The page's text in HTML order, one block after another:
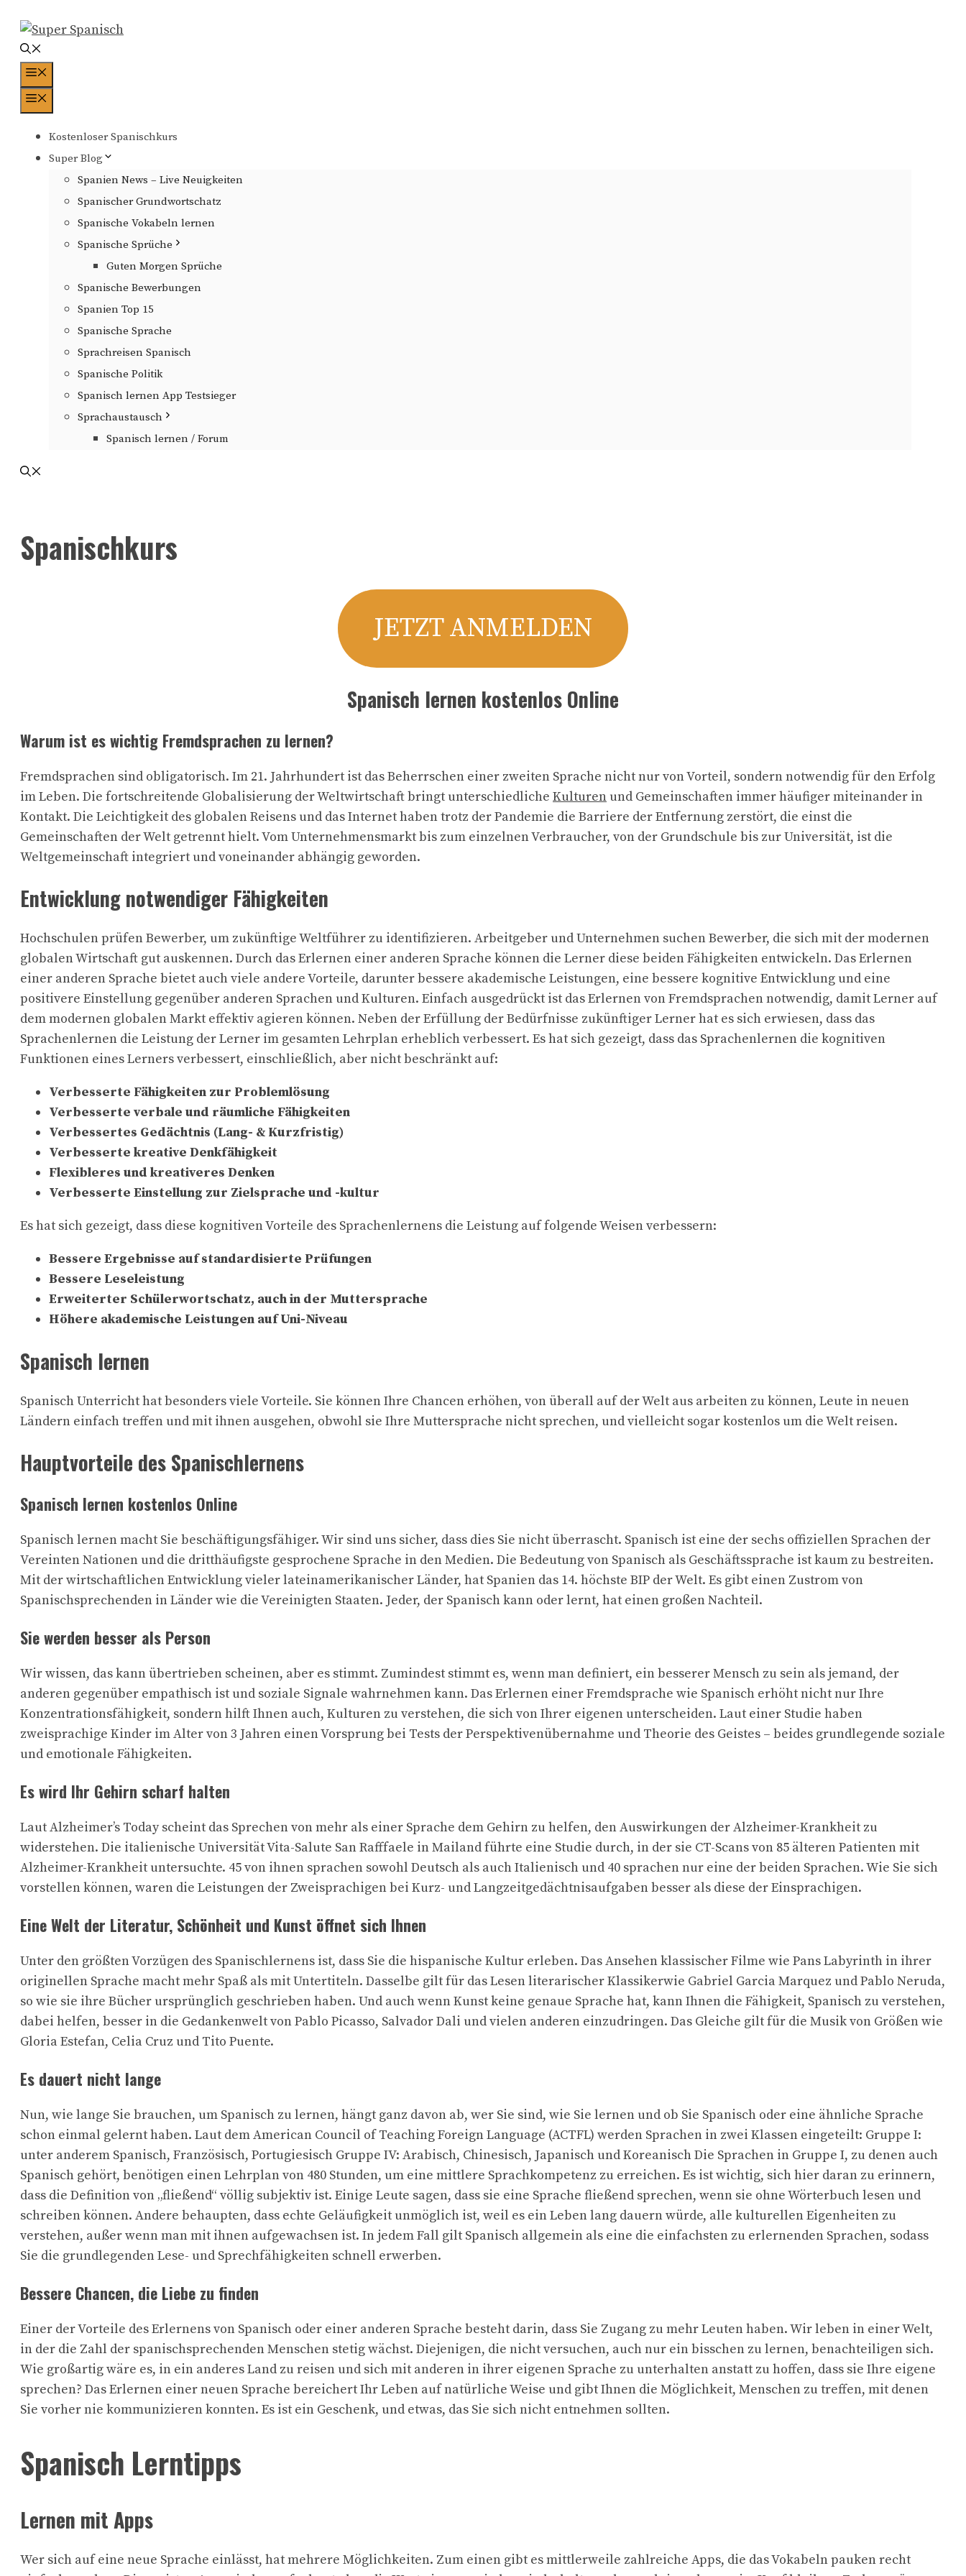
Inhalt
springen
Kostenloser Spanischkurs
Super Blog
Spanien News – Live Neuigkeiten
Spanischer Grundwortschatz
Spanische Vokabeln lernen
Spanische Sprüche
Guten Morgen Sprüche
Spanische Bewerbungen
Spanien Top 15
Spanische Sprache
Sprachreisen Spanisch
Spanische Politik
Spanisch lernen App Testsieger
Sprachaustausch
Spanisch lernen / Forum
Spanischkurs
JETZT ANMELDEN
Spanisch lernen kostenlos Online
Warum ist es wichtig Fremdsprachen zu lernen?
Fremdsprachen sind obligatorisch. Im 21. Jahrhundert ist das Beherrschen einer zweiten Sprache nicht nur von Vorteil, sondern notwendig für den Erfolg
im Leben. Die fortschreitende Globalisierung der Weltwirtschaft bringt unterschiedliche Kulturen und Gemeinschaften immer häufiger miteinander in
Kontakt. Die Leichtigkeit des globalen Reisens und das Internet haben trotz der Pandemie die Barriere der Entfernung zerstört, die einst die
Gemeinschaften der Welt getrennt hielt. Vom Unternehmensmarkt bis zum einzelnen Verbraucher, von der Grundschule bis zur Universität, ist die
Weltgemeinschaft integriert und voneinander abhängig geworden.
Entwicklung notwendiger Fähigkeiten
Hochschulen prüfen Bewerber, um zukünftige Weltführer zu identifizieren. Arbeitgeber und Unternehmen suchen Bewerber, die sich mit der modernen
globalen Wirtschaft gut auskennen. Durch das Erlernen einer anderen Sprache können die Lerner diese beiden Fähigkeiten entwickeln. Das Erlernen
einer anderen Sprache bietet auch viele andere Vorteile, darunter bessere akademische Leistungen, eine bessere kognitive Entwicklung und eine
positivere Einstellung gegenüber anderen Sprachen und Kulturen. Einfach ausgedrückt ist das Erlernen von Fremdsprachen notwendig, damit Lerner auf
dem modernen globalen Markt effektiv agieren können. Neben der Erfüllung der Bedürfnisse zukünftiger Lerner hat es sich erwiesen, dass das
Sprachenlernen die Leistung der Lerner im gesamten Lehrplan erheblich verbessert. Es hat sich gezeigt, dass das Sprachenlernen die kognitiven
Funktionen eines Lerners verbessert, einschließlich, aber nicht beschränkt auf:
Verbesserte Fähigkeiten zur Problemlösung
Verbesserte verbale und räumliche Fähigkeiten
Verbessertes Gedächtnis (Lang- & Kurzfristig)
Verbesserte kreative Denkfähigkeit
Flexibleres und kreativeres Denken
Verbesserte Einstellung zur Zielsprache und -kultur
Es hat sich gezeigt, dass diese kognitiven Vorteile des Sprachenlernens die Leistung auf folgende Weisen verbessern:
Bessere Ergebnisse auf standardisierte Prüfungen
Bessere Leseleistung
Erweiterter Schülerwortschatz, auch in der Muttersprache
Höhere akademische Leistungen auf Uni-Niveau
Spanisch lernen
Spanisch Unterricht hat besonders viele Vorteile. Sie können Ihre Chancen erhöhen, von überall auf der Welt aus arbeiten zu können, Leute in neuen
Ländern einfach treffen und mit ihnen ausgehen, obwohl sie Ihre Muttersprache nicht sprechen, und vielleicht sogar kostenlos um die Welt reisen.
Hauptvorteile des Spanischlernens
Spanisch lernen kostenlos Online
Spanisch lernen macht Sie beschäftigungsfähiger. Wir sind uns sicher, dass dies Sie nicht überrascht. Spanisch ist eine der sechs offiziellen Sprachen der
Vereinten Nationen und die dritthäufigste gesprochene Sprache in den Medien. Die Bedeutung von Spanisch als Geschäftssprache ist kaum zu bestreiten.
Mit der wirtschaftlichen Entwicklung vieler lateinamerikanischer Länder, hat Spanien das 14. höchste BIP der Welt. Es gibt einen Zustrom von
Spanischsprechenden in Länder wie die Vereinigten Staaten. Jeder, der Spanisch kann oder lernt, hat einen großen Nachteil.
Sie werden besser als Person
Wir wissen, das kann übertrieben scheinen, aber es stimmt. Zumindest stimmt es, wenn man definiert, ein besserer Mensch zu sein als jemand, der
anderen gegenüber empathisch ist und soziale Signale wahrnehmen kann. Das Erlernen einer Fremdsprache wie Spanisch erhöht nicht nur Ihre
Konzentrationsfähigkeit, sondern hilft Ihnen auch, Kulturen zu verstehen, die sich von Ihrer eigenen unterscheiden. Laut einer Studie haben
zweisprachige Kinder im Alter von 3 Jahren einen Vorsprung bei Tests der Perspektivenübernahme und Theorie des Geistes – beides grundlegende soziale
und emotionale Fähigkeiten.
Es wird Ihr Gehirn scharf halten
Laut Alzheimer’s Today scheint das Sprechen von mehr als einer Sprache dem Gehirn zu helfen, den Auswirkungen der Alzheimer-Krankheit zu
widerstehen. Die italienische Universität Vita-Salute San Rafffaele in Mailand führte eine Studie durch, in der sie CT-Scans von 85 älteren Patienten mit
Alzheimer-Krankheit untersuchte. 45 von ihnen sprachen sowohl Deutsch als auch Italienisch und 40 sprachen nur eine der beiden Sprachen. Wie Sie sich
vorstellen können, waren die Leistungen der Zweisprachigen bei Kurz- und Langzeitgedächtnisaufgaben besser als diese der Einsprachigen.
Eine Welt der Literatur, Schönheit und Kunst öffnet sich Ihnen
Unter den größten Vorzügen des Spanischlernens ist, dass Sie die hispanische Kultur erleben. Das Ansehen klassischer Filme wie Pans Labyrinth in ihrer
originellen Sprache macht mehr Spaß als mit Untertiteln. Dasselbe gilt für das Lesen literarischer Klassikerwie Gabriel Garcia Marquez und Pablo Neruda,
so wie sie ihre Bücher ursprünglich geschrieben haben. Und auch wenn Kunst keine genaue Sprache hat, kann Ihnen die Fähigkeit, Spanisch zu verstehen,
dabei helfen, besser in die Gedankenwelt von Pablo Picasso, Salvador Dali und vielen anderen einzudringen. Das Gleiche gilt für die Musik von Größen wie
Gloria Estefan, Celia Cruz und Tito Puente.
Es dauert nicht lange
Nun, wie lange Sie brauchen, um Spanisch zu lernen, hängt ganz davon ab, wer Sie sind, wie Sie lernen und ob Sie Spanisch oder eine ähnliche Sprache
schon einmal gelernt haben. Laut dem American Council of Teaching Foreign Language (ACTFL) werden Sprachen in zwei Klassen eingeteilt: Gruppe I:
unter anderem Spanisch, Französisch, Portugiesisch Gruppe IV: Arabisch, Chinesisch, Japanisch und Koreanisch Die Sprachen in Gruppe I, zu denen auch
Spanisch gehört, benötigen einen Lehrplan von 480 Stunden, um eine mittlere Sprachkompetenz zu erreichen. Es ist wichtig, sich hier daran zu erinnern,
dass die Definition von „fließend“ völlig subjektiv ist. Einige Leute sagen, dass sie eine Sprache fließend sprechen, wenn sie ohne Wörterbuch lesen und
schreiben können. Andere behaupten, dass echte Geläufigkeit unmöglich ist, weil es ein Leben lang dauern würde, alle kulturellen Eigenheiten zu
verstehen, außer wenn man mit ihnen aufgewachsen ist. In jedem Fall gilt Spanisch allgemein als eine die einfachsten zu erlernenden Sprachen, sodass
Sie die grundlegenden Lese- und Sprechfähigkeiten schnell erwerben.
Bessere Chancen, die Liebe zu finden
Einer der Vorteile des Erlernens von Spanisch oder einer anderen Sprache besteht darin, dass Sie Zugang zu mehr Leuten haben. Wir leben in einer Welt,
in der die Zahl der spanischsprechenden Menschen stetig wächst. Diejenigen, die nicht versuchen, auch nur ein bisschen zu lernen, benachteiligen sich.
Wie großartig wäre es, in ein anderes Land zu reisen und sich mit anderen in ihrer eigenen Sprache zu unterhalten anstatt zu hoffen, dass sie Ihre eigene
sprechen? Das Erlernen einer neuen Sprache bereichert Ihr Leben auf natürliche Weise und gibt Ihnen die Möglichkeit, Menschen zu treffen, mit denen
Sie vorher nie kommunizieren konnten. Es ist ein Geschenk, und etwas, das Sie sich nicht entnehmen sollten.
Spanisch Lerntipps
Lernen mit Apps
Wer sich auf eine neue Sprache einlässt, hat mehrere Möglichkeiten. Zum einen gibt es mittlerweile zahlreiche Apps, die das Vokabeln pauken recht